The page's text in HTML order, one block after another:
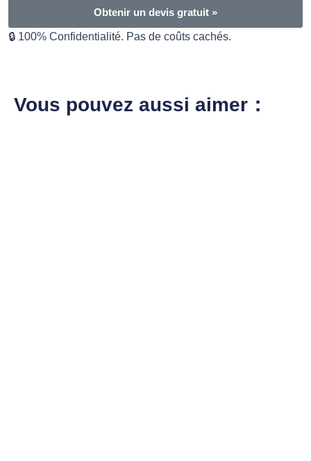
Obtenir un devis gratuit »
🔒 100% Confidentialité. Pas de coûts cachés.
Vous pouvez aussi aimer：